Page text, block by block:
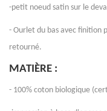
-petit noeud satin sur le
- Ourlet du bas avec finition
retourné.
MATIÈRE :
- 100% coton biologique